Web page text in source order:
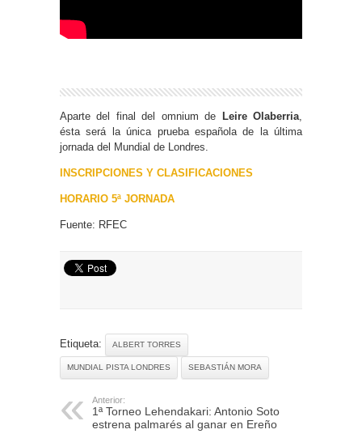
Aparte del final del omnium de Leire Olaberria,
ésta será la única prueba española de la última
jornada del Mundial de Londres.
INSCRIPCIONES Y CLASIFICACIONES
HORARIO 5ª JORNADA
Fuente: RFEC
Etiqueta: ALBERT TORRES
MUNDIAL PISTA LONDRES SEBASTIÁN MORA
Anterior:
1ª Torneo Lehendakari: Antonio Soto
estrena palmarés al ganar en Ereño